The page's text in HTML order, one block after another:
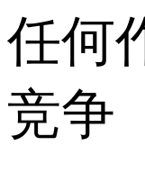
任何
竞争